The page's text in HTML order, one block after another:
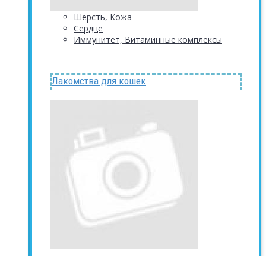
Шерсть, Кожа
Сердце
Иммунитет, Витаминные комплексы
Лакомства для кошек